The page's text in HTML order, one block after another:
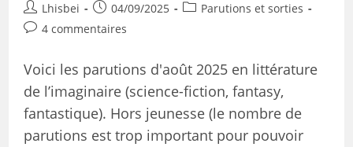
Lhisbei 04/09/2025
Parutions et sorties
4 commentaires
Voici les parutions d'août 2025 en littérature
de l’imaginaire (science-fiction, fantasy,
fantastique). Hors jeunesse (le nombre de
parutions est trop important pour pouvoir